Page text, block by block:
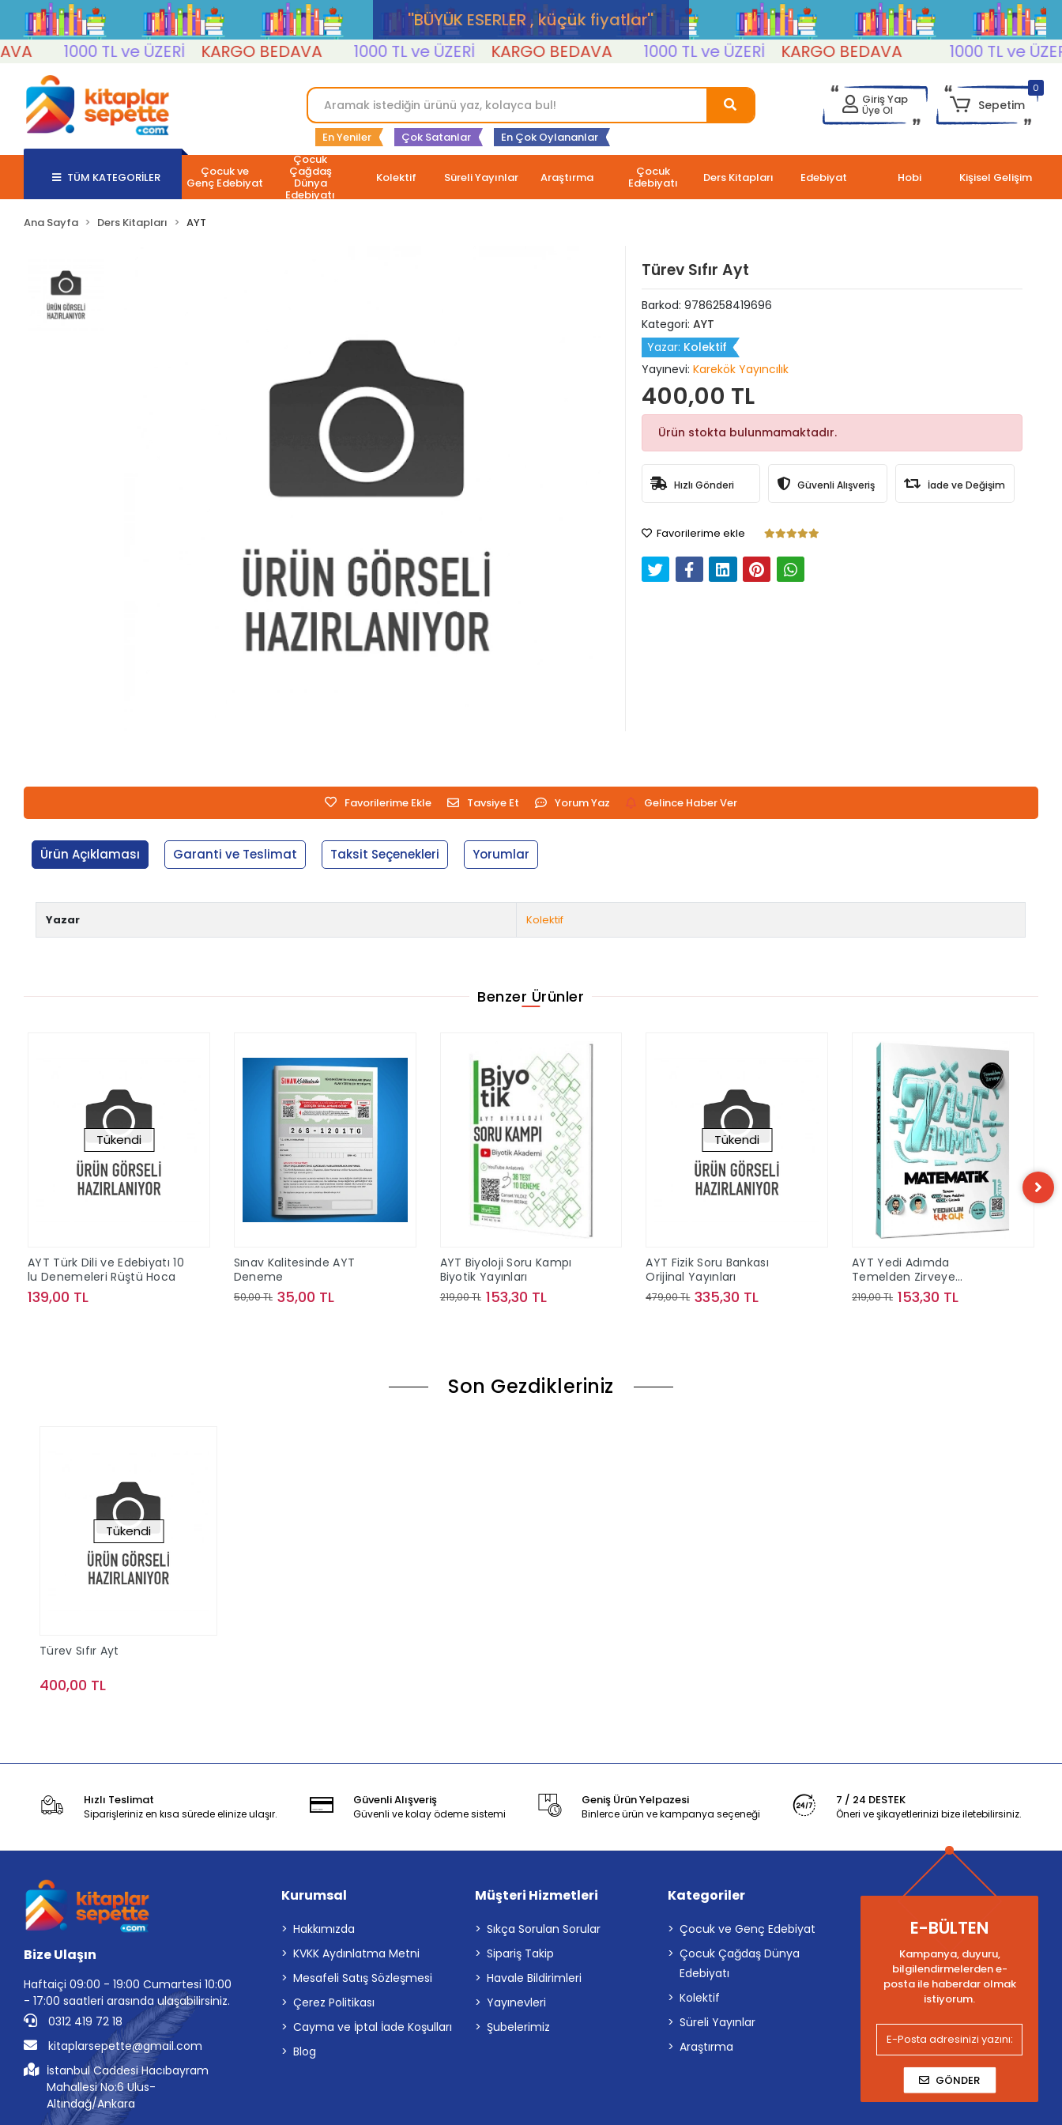
''BÜYÜK ESERLER , küçük fiyatlar''
1000 TL ve ÜZERİ KARGO BEDAVA 1000 TL ve ÜZERİ KARGO BEDAVA 1000 TL ve ÜZERİ KARGO BEDAVA 1000 TL ve ÜZERİ
En Yeniler Çok Satanlar En Çok Oylananlar
Giriş Yap
Üye Ol
0
Sepetim
TÜM KATEGORİLER Çocuk ve
Genç Edebiyat
Çocuk
Çağdaş
Dünya
Edebiyatı
Kolektif Süreli Yayınlar Araştırma Çocuk
Edebiyatı Ders Kitapları Edebiyat Hobi Kişisel Gelişim
Ana Sayfa Ders Kitapları AYT
Türev Sıfır Ayt
Barkod: 9786258419696
Kategori: AYT
Yazar: Kolektif
Yayınevi: Karekök Yayıncılık
400,00 TL
Ürün stokta bulunmamaktadır.
Hızlı Gönderi Güvenli Alışveriş İade ve Değişim
Favorilerime ekle
Favorilerime Ekle Tavsiye Et Yorum Yaz Gelince Haber Ver
Ürün Açıklaması Garanti ve Teslimat Taksit Seçenekleri Yorumlar
Yazar Kolektif
Benzer Ürünler
Tükendi
AYT Türk Dili ve Edebiyatı 10
lu Denemeleri Rüştü Hoca
139,00 TL
Sınav Kalitesinde AYT
Deneme
50,00 TL 35,00 TL
AYT Biyoloji Soru Kampı
Biyotik Yayınları
219,00 TL 153,30 TL
Tükendi
AYT Fizik Soru Bankası
Orijinal Yayınları
479,00 TL 335,30 TL
AYT Yedi Adımda
Temelden Zirveye
Matematik Video Konu
Anlatımlı ve Video Çözümlü
219,00 TL 153,30 TL
Son Gezdikleriniz
Tükendi
Türev Sıfır Ayt
400,00 TL
Hızlı Teslimat
Siparişleriniz en kısa sürede elinize ulaşır.
Güvenli Alışveriş
Güvenli ve kolay ödeme sistemi
Geniş Ürün Yelpazesi
Binlerce ürün ve kampanya seçeneği
7 / 24 DESTEK
Öneri ve şikayetlerinizi bize iletebilirsiniz.
Bize Ulaşın
Haftaiçi 09:00 - 19:00 Cumartesi 10:00
- 17:00 saatleri arasında ulaşabilirsiniz.
0312 419 72 18
kitaplarsepette@gmail.com
İstanbul Caddesi Hacıbayram
Mahallesi No:6 Ulus-
Altındağ/Ankara
Kurumsal
Hakkımızda
KVKK Aydınlatma Metni
Mesafeli Satış Sözleşmesi
Çerez Politikası
Cayma ve İptal İade Koşulları
Blog
Müşteri Hizmetleri
Sıkça Sorulan Sorular
Sipariş Takip
Havale Bildirimleri
Yayınevleri
Şubelerimiz
Kategoriler
Çocuk ve Genç Edebiyat
Çocuk Çağdaş Dünya
Edebiyatı
Kolektif
Süreli Yayınlar
Araştırma
E-BÜLTEN
Kampanya, duyuru,
bilgilendirmelerden e-
posta ile haberdar olmak
istiyorum.
GÖNDER